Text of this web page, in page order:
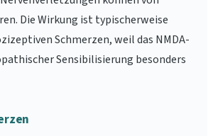
Die Wirkung ist typischerweise
Schmerzen, weil das NMDA-
Sensibilisierung besonders